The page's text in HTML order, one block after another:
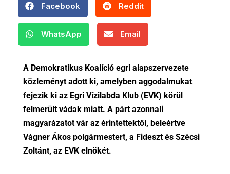
Facebook Reddit
WhatsApp Email
A Demokratikus Koalíció egri alapszervezete
közleményt adott ki, amelyben aggodalmukat
fejezik ki az Egri Vízilabda Klub (EVK) körül
felmerült vádak miatt. A párt azonnali
magyarázatot vár az érintettektől, beleértve
Vágner Ákos polgármestert, a Fideszt és Szécsi
Zoltánt, az EVK elnökét.